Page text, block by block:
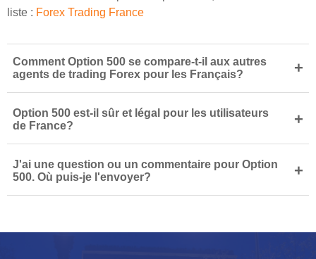
liste : Forex Trading France
Comment Option 500 se compare-t-il aux autres
agents de trading Forex pour les Français?
+
Option 500 est-il sûr et légal pour les utilisateurs
de France?
+
J'ai une question ou un commentaire pour Option
500. Où puis-je l'envoyer?
+